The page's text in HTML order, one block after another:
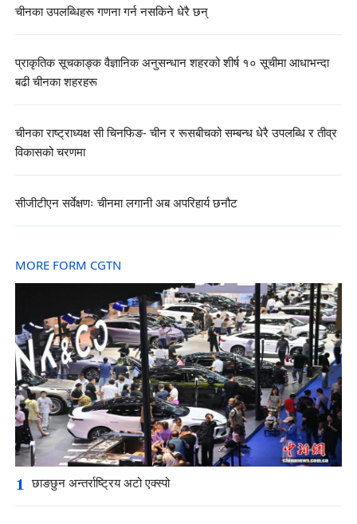
चीनका उपलब्धिहरू गणना गर्न नसकिने धेरै छन्
प्राकृतिक सूचकाङ्क वैज्ञानिक अनुसन्धान शहरको शीर्ष १० सूचीमा आधाभन्दा
बढी चीनका शहरहरू
चीनका राष्ट्राध्यक्ष सी चिनफिङ- चीन र रूसबीचको सम्बन्ध धेरै उपलब्धि र तीव्र
विकासको चरणमा
सीजीटीएन सर्वेक्षणः चीनमा लगानी अब अपरिहार्य छनौट
MORE FORM CGTN
1 छाङछुन अन्तर्राष्ट्रिय अटो एक्स्पो